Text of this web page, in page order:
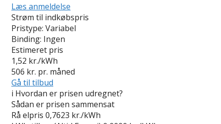
Læs anmeldelse
Strøm til indkøbspris
Pristype: Variabel
Binding: Ingen
Estimeret pris
1,52 kr./kWh
506 kr. pr. måned
Gå til tilbud
i Hvordan er prisen udregnet?
Sådan er prisen sammensat
Rå elpris 0,7623 kr./kWh